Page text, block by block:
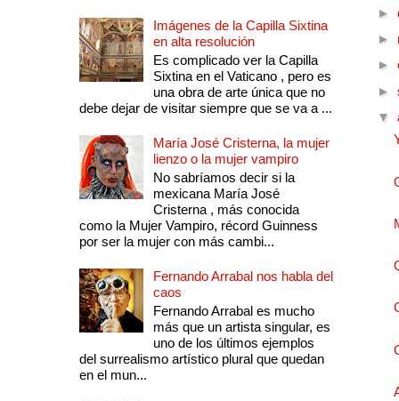
Imágenes de la Capilla Sixtina
en alta resolución
Es complicado ver la Capilla
Sixtina en el Vaticano , pero es
una obra de arte única que no
debe dejar de visitar siempre que se va a ...
María José Cristerna, la mujer
lienzo o la mujer vampiro
No sabríamos decir si la
mexicana María José
Cristerna , más conocida
como la Mujer Vampiro, récord Guinness
por ser la mujer con más cambi...
Fernando Arrabal nos habla del
caos
Fernando Arrabal es mucho
más que un artista singular, es
uno de los últimos ejemplos
del surrealismo artístico plural que quedan
en el mun...
►
►
►
►
▼